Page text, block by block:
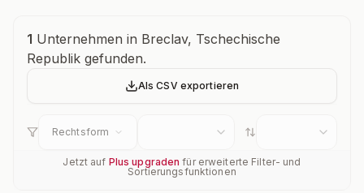
Unternehmensübersicht
1 Unternehmen in Breclav, Tschechische
Republik gefunden.
Als CSV exportieren
Rechtsform
Jetzt auf Plus upgraden für erweiterte Filter- und
Sortierungsfunktionen